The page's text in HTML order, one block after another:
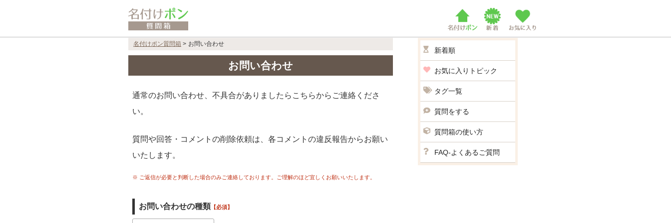
名付けポン質問箱 > お問い合わせ
お問い合わせ
通常のお問い合わせ、不具合がありましたらこちらからご連絡くださ
い。
質問や回答・コメントの削除依頼は、各コメントの違反報告からお願い
いたします。
※ ご返信が必要と判断した場合のみご連絡しております。ご理解のほど宜しくお願いいたします。
お問い合わせの種類 【必須】
新着順
お気に入りトピック
タグ一覧
質問をする
質問箱の使い方
FAQ-よくあるご質問